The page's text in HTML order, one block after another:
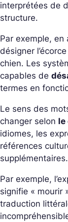
interprétées de
structure.
Par exemple, en
désigner
chien. Les
capables de
termes en
Le sens des
changer selon le
idiomes, les
références
supplémentaires.
Par exemple,
signifie « mourir
traduction